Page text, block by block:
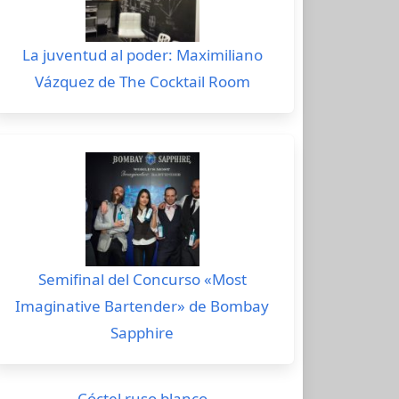
La juventud al poder: Maximiliano
Vázquez de The Cocktail Room
Semifinal del Concurso «Most
Imaginative Bartender» de Bombay
Sapphire